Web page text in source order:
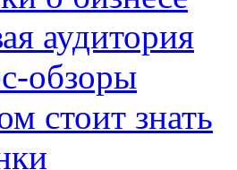
аудитория
обзоры
стоит знать